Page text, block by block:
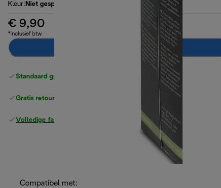
Kleur: Niet gespecificeerd
€ 9,90
*Inclusief btw
In winkelwagen
Standaard gratis verzending
Gratis retourneren
Volledige fabrieksgarantie
Compatibel met: